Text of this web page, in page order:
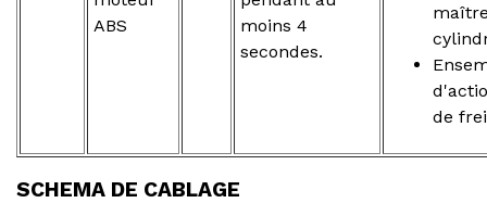
ABS
moins 4
secondes.
de
SCHEMA DE CABLAGE